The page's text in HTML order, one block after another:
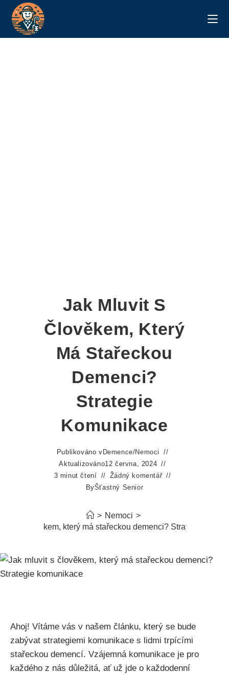
Jak Mluvit S
Člověkem, Který
Má Stařeckou
Demenci?
Strategie
Komunikace
Publikováno v Demence/Nemoci
Aktualizováno12 června, 2024
3 minut čtení
Žádný komentář
ByŠťastný Senior
> Nemoci >
s člověkem, který má stařeckou demenci? Strategie
Ahoj! Vítáme vás v našem článku, který se bude
zabývat strategiemi komunikace s lidmi trpícími
stařeckou demencí. Vzájemná komunikace je pro
každého z nás důležitá, ať už jde o každodenní